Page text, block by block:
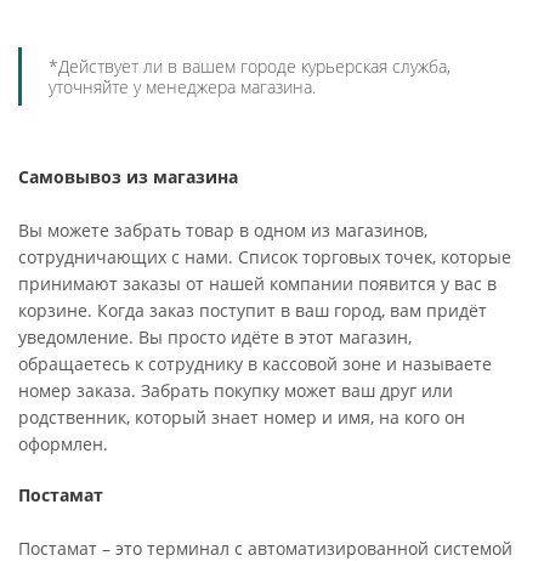
*Действует ли в вашем городе курьерская служба,
уточняйте у менеджера магазина.
Самовывоз из магазина
Вы можете забрать товар в одном из магазинов,
сотрудничающих с нами. Список торговых точек, которые
принимают заказы от нашей компании появится у вас в
корзине. Когда заказ поступит в ваш город, вам придёт
уведомление. Вы просто идёте в этот магазин,
обращаетесь к сотруднику в кассовой зоне и называете
номер заказа. Забрать покупку может ваш друг или
родственник, который знает номер и имя, на кого он
оформлен.
Постамат
Постамат – это терминал с автоматизированной системой